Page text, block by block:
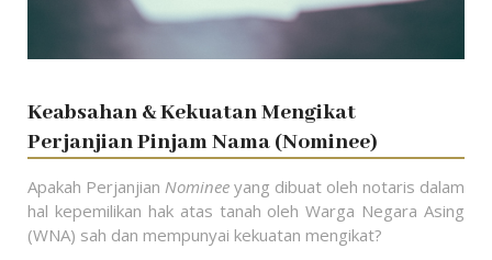
Keabsahan & Kekuatan Mengikat
Perjanjian Pinjam Nama (Nominee)
Apakah Perjanjian Nominee yang dibuat oleh notaris dalam
hal kepemilikan hak atas tanah oleh Warga Negara Asing
(WNA) sah dan mempunyai kekuatan mengikat?